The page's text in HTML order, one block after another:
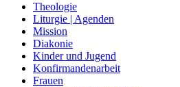
Theologie
Liturgie | Agenden
Mission
Diakonie
Kinder und Jugend
Konfirmandenarbeit
Frauen